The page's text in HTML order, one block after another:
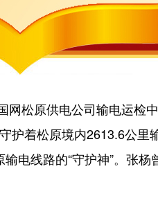
松原供电公司输电运检
着松原境内2613.6公里
电线路的“守护神”。张杨